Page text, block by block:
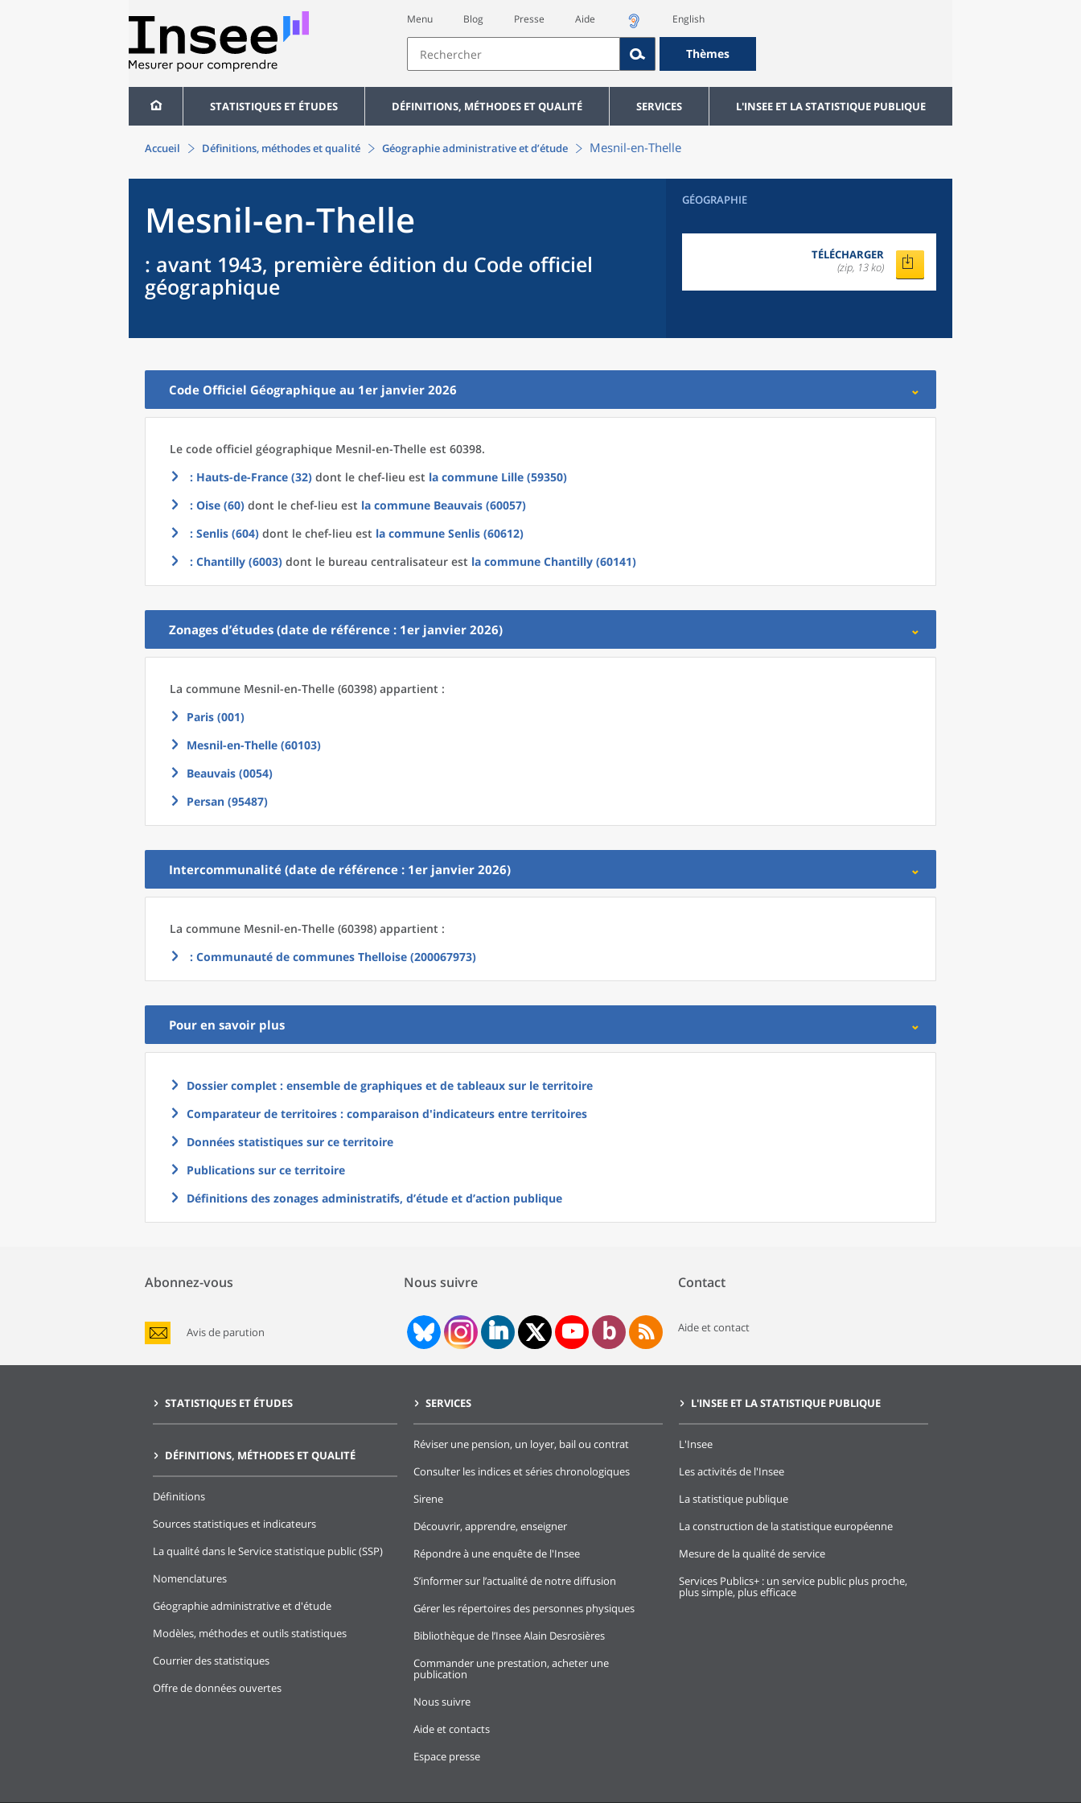
Menu Blog Presse Aide English
Thèmes
STATISTIQUES ET ÉTUDES DÉFINITIONS, MÉTHODES ET QUALITÉ SERVICES L'INSEE ET LA STATISTIQUE PUBLIQUE
Accueil Définitions, méthodes et qualité Géographie administrative et d’étude Mesnil-en-Thelle
Mesnil-en-Thelle
: avant 1943, première édition du Code officiel
géographique
GÉOGRAPHIE
TÉLÉCHARGER
(zip, 13 ko)
Code Officiel Géographique au 1er janvier 2026
Le code officiel géographique Mesnil-en-Thelle est 60398.
: Hauts-de-France (32) dont le chef-lieu est la commune Lille (59350)
: Oise (60) dont le chef-lieu est la commune Beauvais (60057)
: Senlis (604) dont le chef-lieu est la commune Senlis (60612)
: Chantilly (6003) dont le bureau centralisateur est la commune Chantilly (60141)
Zonages d’études (date de référence : 1er janvier 2026)
La commune Mesnil-en-Thelle (60398) appartient :
Paris (001)
Mesnil-en-Thelle (60103)
Beauvais (0054)
Persan (95487)
Intercommunalité (date de référence : 1er janvier 2026)
La commune Mesnil-en-Thelle (60398) appartient :
: Communauté de communes Thelloise (200067973)
Pour en savoir plus
Dossier complet : ensemble de graphiques et de tableaux sur le territoire
Comparateur de territoires : comparaison d'indicateurs entre territoires
Données statistiques sur ce territoire
Publications sur ce territoire
Définitions des zonages administratifs, d’étude et d’action publique
Abonnez-vous
Avis de parution
Nous suivre Contact
Aide et contact
STATISTIQUES ET ÉTUDES
DÉFINITIONS, MÉTHODES ET QUALITÉ
Définitions
Sources statistiques et indicateurs
La qualité dans le Service statistique public (SSP)
Nomenclatures
Géographie administrative et d'étude
Modèles, méthodes et outils statistiques
Courrier des statistiques
Offre de données ouvertes
SERVICES
Réviser une pension, un loyer, bail ou contrat
Consulter les indices et séries chronologiques
Sirene
Découvrir, apprendre, enseigner
Répondre à une enquête de l'Insee
S’informer sur l’actualité de notre diffusion
Gérer les répertoires des personnes physiques
Bibliothèque de l’Insee Alain Desrosières
Commander une prestation, acheter une
publication
Nous suivre
Aide et contacts
Espace presse
L'INSEE ET LA STATISTIQUE PUBLIQUE
L'Insee
Les activités de l'Insee
La statistique publique
La construction de la statistique européenne
Mesure de la qualité de service
Services Publics+ : un service public plus proche,
plus simple, plus efficace